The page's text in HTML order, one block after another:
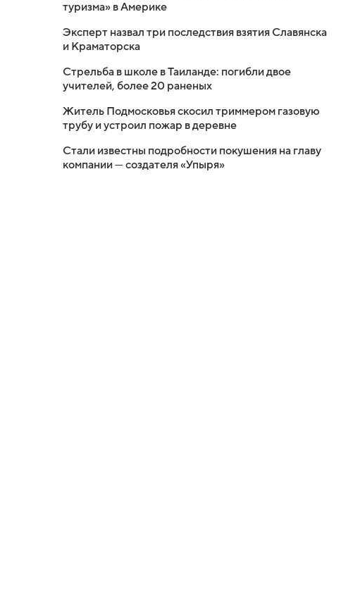
туризма» в Америке
Эксперт назвал три последствия взятия Славянска
и Краматорска
Стрельба в школе в Таиланде: погибли двое
учителей, более 20 раненых
Житель Подмосковья скосил триммером газовую
трубу и устроил пожар в деревне
Стали известны подробности покушения на главу
компании — создателя «Упыря»